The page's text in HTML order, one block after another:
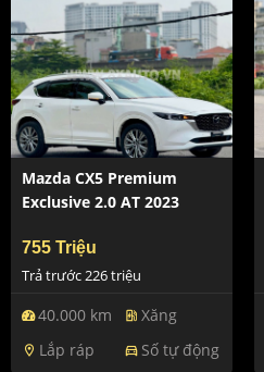
Mazda CX5 Premium
Exclusive 2.0 AT 2023
755 Triệu
Trả trước 226 triệu
40.000 km ev_station Xăng
location_on Lắp ráp directions_car Số tự động